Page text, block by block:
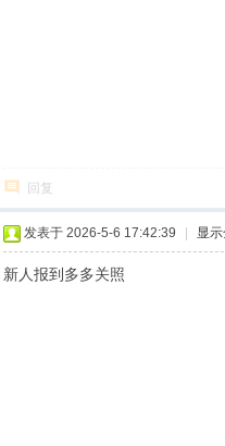
回复
发表于 2026-5-6 17:42:39 显
新人报到多多关照